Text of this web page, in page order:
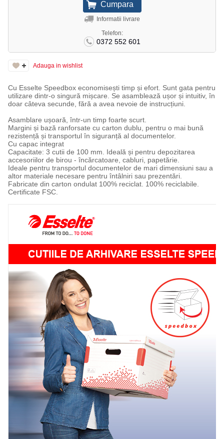
Informatii livrare
Telefon:
0372 552 601
Adauga in wishlist
Cu Esselte Speedbox economisești timp și efort. Sunt gata pentru
utilizare dintr-o singură mișcare. Se asamblează ușor și intuitiv, în
doar câteva secunde, fără a avea nevoie de instrucțiuni.
Asamblare ușoară, într-un timp foarte scurt.
Margini și bază ranforsate cu carton dublu, pentru o mai bună
rezistență și transportul în siguranță al documentelor.
Cu capac integrat
Capacitate: 3 cutii de 100 mm. Ideală și pentru depozitarea
accesoriilor de birou - încărcatoare, cabluri, papetărie.
Ideale pentru transportul documentelor de mari dimensiuni sau a
altor materiale necesare pentru întâlniri sau prezentări.
Fabricate din carton ondulat 100% reciclat. 100% reciclabile.
Certificate FSC.